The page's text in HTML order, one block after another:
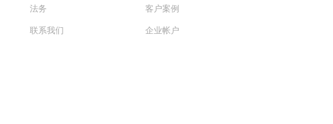
法务
联系我们
客户案例
企业帐户